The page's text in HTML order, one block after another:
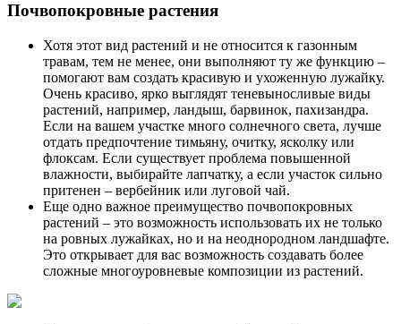
Почвопокровные растения
Хотя этот вид растений и не относится к газонным
травам, тем не менее, они выполняют ту же функцию –
помогают вам создать красивую и ухоженную лужайку.
Очень красиво, ярко выглядят теневыносливые виды
растений, например, ландыш, барвинок, пахизандра.
Если на вашем участке много солнечного света, лучше
отдать предпочтение тимьяну, очитку, ясколку или
флоксам. Если существует проблема повышенной
влажности, выбирайте лапчатку, а если участок сильно
притенен – вербейник или луговой чай.
Еще одно важное преимущество почвопокровных
растений – это возможность использовать их не только
на ровных лужайках, но и на неоднородном ландшафте.
Это открывает для вас возможность создавать более
сложные многоуровневые композиции из растений.